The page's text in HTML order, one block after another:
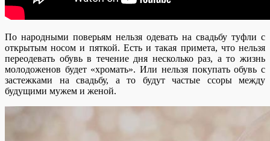
По народными поверьям нельзя одевать на свадьбу туфли с
открытым носом и пяткой. Есть и такая примета, что нельзя
переодевать обувь в течение дня несколько раз, а то жизнь
молодоженов будет «хромать». Или нельзя покупать обувь с
застежками на свадьбу, а то будут частые ссоры между
будущими мужем и женой.